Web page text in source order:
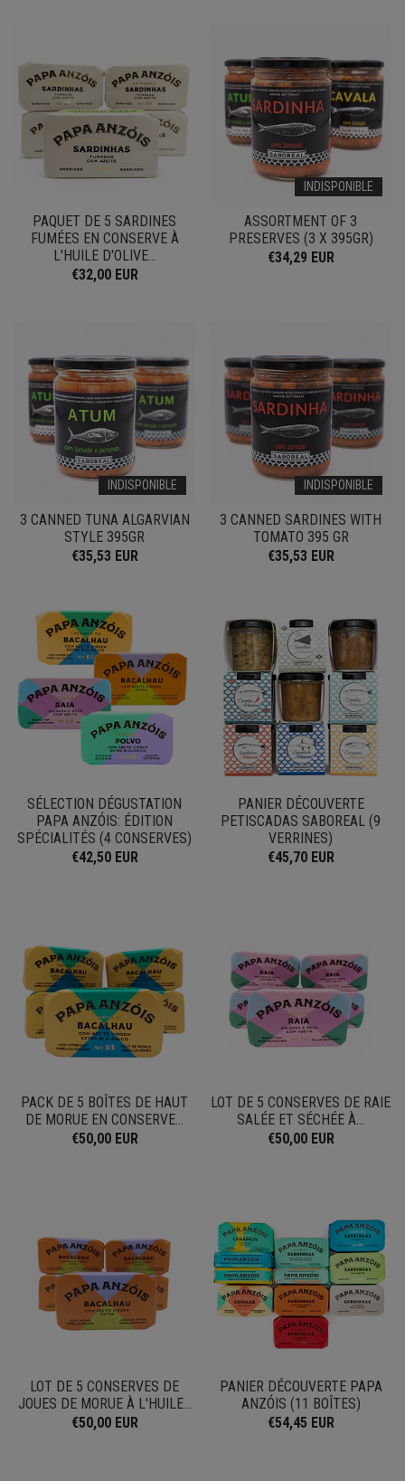
PAQUET DE 5 SARDINES
FUMÉES EN CONSERVE À
L'HUILE D'OLIVE...
€32,00 EUR
INDISPONIBLE
ASSORTMENT OF 3
PRESERVES (3 X 395GR)
€34,29 EUR
INDISPONIBLE
3 CANNED TUNA ALGARVIAN
STYLE 395GR
€35,53 EUR
INDISPONIBLE
3 CANNED SARDINES WITH
TOMATO 395 GR
€35,53 EUR
SÉLECTION DÉGUSTATION
PAPA ANZÓIS: ÉDITION
SPÉCIALITÉS (4 CONSERVES)
€42,50 EUR
PANIER DÉCOUVERTE
PETISCADAS SABOREAL (9
VERRINES)
€45,70 EUR
PACK DE 5 BOÎTES DE HAUT
DE MORUE EN CONSERVE...
€50,00 EUR
LOT DE 5 CONSERVES DE RAIE
SALÉE ET SÉCHÉE À...
€50,00 EUR
LOT DE 5 CONSERVES DE
JOUES DE MORUE À L'HUILE...
€50,00 EUR
PANIER DÉCOUVERTE PAPA
ANZÓIS (11 BOÎTES)
€54,45 EUR